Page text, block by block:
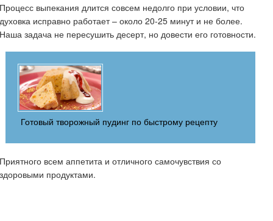
Процесс выпекания длится совсем недолго при условии, что
духовка исправно работает – около 20-25 минут и не более.
Наша задача не пересушить десерт, но довести его готовности.
Готовый творожный пудинг по быстрому рецепту
Приятного всем аппетита и отличного самочувствия со
здоровыми продуктами.